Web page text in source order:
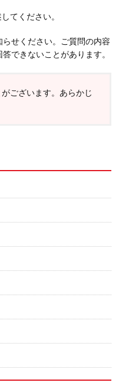
てください。
せください。ご質問の内容
できないことがあります。
ございます。あらかじ